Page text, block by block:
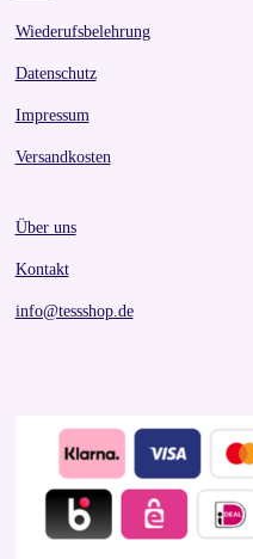
Wiederufsbelehrung
Datenschutz
Impressum
Versandkosten
Über uns
Kontakt
info@tessshop.de